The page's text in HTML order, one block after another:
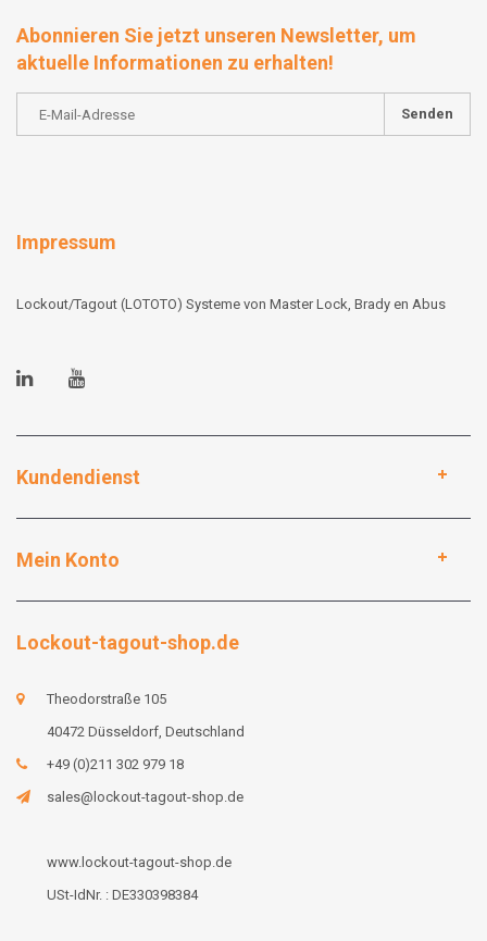
Abonnieren Sie jetzt unseren Newsletter, um
aktuelle Informationen zu erhalten!
Senden
Impressum
Lockout/Tagout (LOTOTO) Systeme von Master Lock, Brady en Abus
Kundendienst
Mein Konto
Lockout-tagout-shop.de
Theodorstraße 105
40472 Düsseldorf, Deutschland
+49 (0)211 302 979 18
sales@lockout-tagout-shop.de
www.lockout-tagout-shop.de
USt-IdNr. : DE330398384